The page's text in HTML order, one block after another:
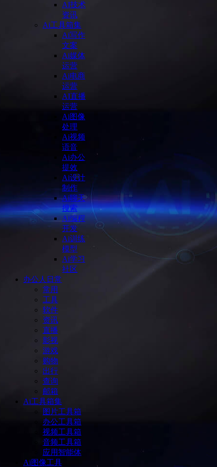
AI技术
资讯
Ai工具箱集
Ai写作
文案
Ai媒体
运营
Ai电商
运营
AI直播
运营
Ai图像
处理
Ai视频
语音
Ai办公
提效
Ai设计
制作
Ai聊天
搜索
Ai编程
开发
Ai训练
模型
Ai学习
社区
办公人日常
常用
工具
软件
资讯
直播
影视
游戏
购物
出行
查询
邮箱
Ai工具箱集
图片工具箱
办公工具箱
视频工具箱
音频工具箱
应用智能体
Ai图像工具